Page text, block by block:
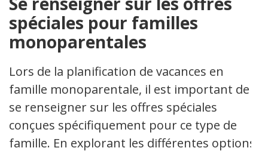
spéciales pour familles
monoparentales
Lors de la planification de vacances en
famille monoparentale, il est important de
se renseigner sur les offres spéciales
conçues spécifiquement pour ce type de
famille. En explorant les différentes options